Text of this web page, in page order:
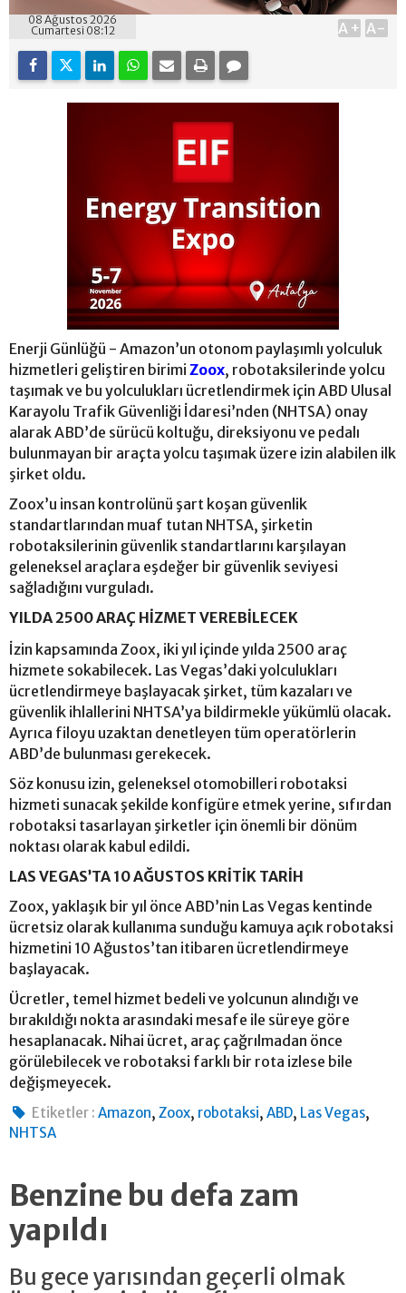
08 Ağustos 2026
Cumartesi 08:12
A+ A-
Enerji Günlüğü - Amazon’un otonom paylaşımlı yolculuk
hizmetleri geliştiren birimi Zoox, robotaksilerinde yolcu
taşımak ve bu yolculukları ücretlendirmek için ABD Ulusal
Karayolu Trafik Güvenliği İdaresi’nden (NHTSA) onay
alarak ABD’de sürücü koltuğu, direksiyonu ve pedalı
bulunmayan bir araçta yolcu taşımak üzere izin alabilen ilk
şirket oldu.
Zoox’u insan kontrolünü şart koşan güvenlik
standartlarından muaf tutan NHTSA, şirketin
robotaksilerinin güvenlik standartlarını karşılayan
geleneksel araçlara eşdeğer bir güvenlik seviyesi
sağladığını vurguladı.
YILDA 2500 ARAÇ HİZMET VEREBİLECEK
İzin kapsamında Zoox, iki yıl içinde yılda 2500 araç
hizmete sokabilecek. Las Vegas’daki yolculukları
ücretlendirmeye başlayacak şirket, tüm kazaları ve
güvenlik ihlallerini NHTSA’ya bildirmekle yükümlü olacak.
Ayrıca filoyu uzaktan denetleyen tüm operatörlerin
ABD’de bulunması gerekecek.
Söz konusu izin, geleneksel otomobilleri robotaksi
hizmeti sunacak şekilde konfigüre etmek yerine, sıfırdan
robotaksi tasarlayan şirketler için önemli bir dönüm
noktası olarak kabul edildi.
LAS VEGAS’TA 10 AĞUSTOS KRİTİK TARİH
Zoox, yaklaşık bir yıl önce ABD’nin Las Vegas kentinde
ücretsiz olarak kullanıma sunduğu kamuya açık robotaksi
hizmetini 10 Ağustos’tan itibaren ücretlendirmeye
başlayacak.
Ücretler, temel hizmet bedeli ve yolcunun alındığı ve
bırakıldığı nokta arasındaki mesafe ile süreye göre
hesaplanacak. Nihai ücret, araç çağrılmadan önce
görülebilecek ve robotaksi farklı bir rota izlese bile
değişmeyecek.
Etiketler : Amazon,Zoox, robotaksi,ABD, Las Vegas,
NHTSA
Benzine bu defa zam
yapıldı
Bu gece yarısından geçerli olmak